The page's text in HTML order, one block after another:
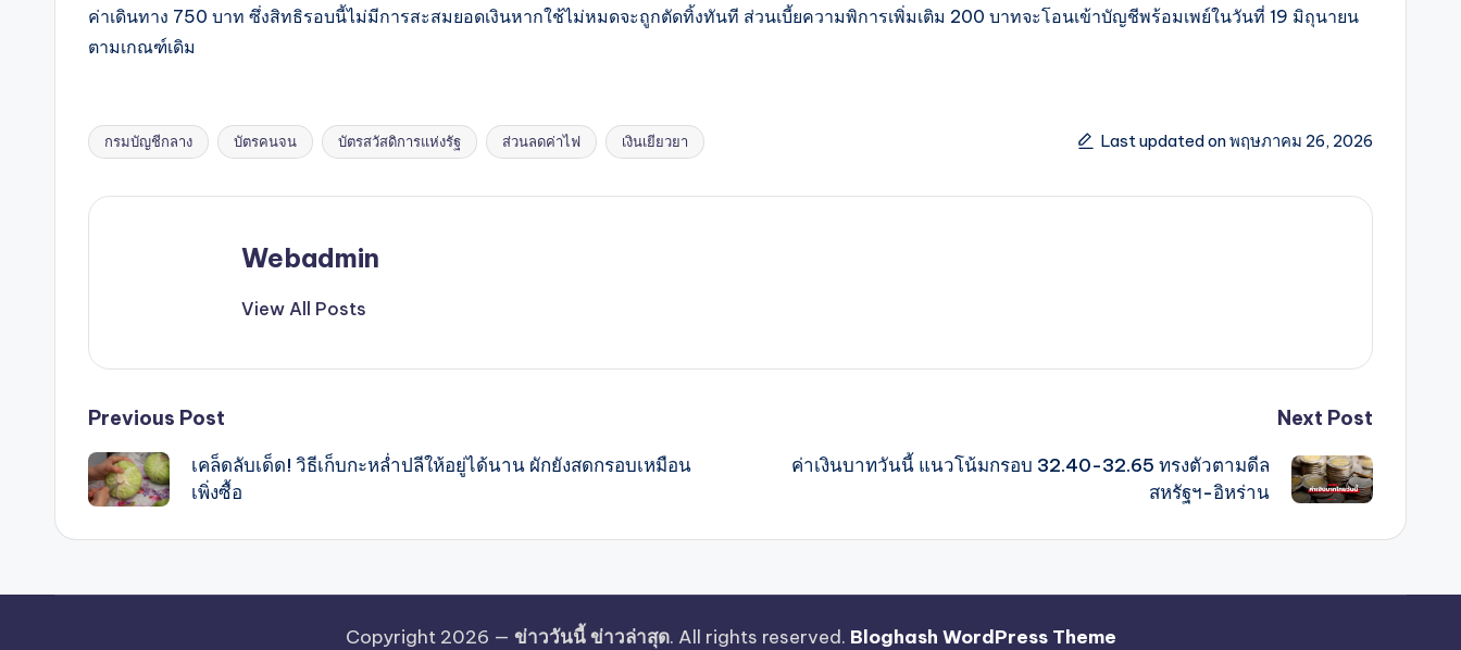
ค่าเดินทาง 750 บาท ซึ่งสิทธิรอบนี้ไม่มีการสะสมยอดเงินหากใช้ไม่หมดจะถูกตัดทิ้งทันที ส่วนเบี้ยความพิการเพิ่มเติม 200 บาทจะโอนเข้าบัญชีพร้อมเพย์ในวันที่ 19 มิถุนายน
ตามเกณฑ์เดิม
Tags:
กรมบัญชีกลาง บัตรคนจน บัตรสวัสดิการแห่งรัฐ ส่วนลดค่าไฟ เงินเยียวยา Last updated on พฤษภาคม 26, 2026
Webadmin
View All Posts
Post
navigation
Previous Post
เคล็ดลับเด็ด! วิธีเก็บกะหล่ำปลีให้อยู่ได้นาน ผักยังสดกรอบเหมือน
เพิ่งซื้อ
Next Post
ค่าเงินบาทวันนี้ แนวโน้มกรอบ 32.40-32.65 ทรงตัวตามดีล
สหรัฐฯ-อิหร่าน
Copyright 2026 — ข่าววันนี้ ข่าวล่าสุด. All rights reserved. Bloghash WordPress Theme